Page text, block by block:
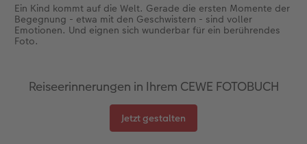
Ein Kind kommt auf die Welt. Gerade die ersten Momente der
Begegnung - etwa mit den Geschwistern - sind voller
Emotionen. Und eignen sich wunderbar für ein berührendes
Foto.
Reiseerinnerungen in Ihrem CEWE FOTOBUCH
Jetzt gestalten